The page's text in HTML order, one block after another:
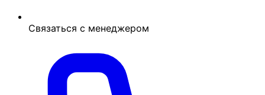
Связаться с менеджером